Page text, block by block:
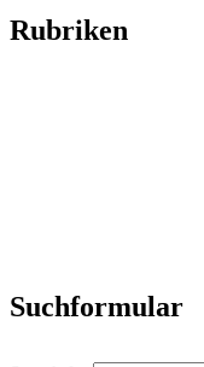
Rubriken
Suchformular